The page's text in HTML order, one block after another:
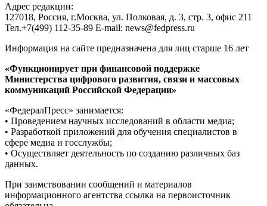
Адрес редакции:
127018, Россия, г.Москва, ул. Полковая, д. 3, стр. 3, офис 211
Тел.+7(499) 112-35-89 E-mail: news@fedpress.ru
Информация на сайте предназначена для лиц старше 16 лет
«Функционирует при финансовой поддержке
Министерства цифрового развития, связи и массовых
коммуникаций Российской Федерации»
«ФедералПресс» занимается:
• Проведением научных исследований в области медиа;
• Разработкой приложений для обучения специалистов в
сфере медиа и госслужбы;
• Осуществляет деятельность по созданию различных баз
данных.
При заимствовании сообщений и материалов
информационного агентства ссылка на первоисточник